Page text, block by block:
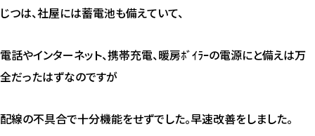
じつは、社屋には蓄電池も備えていて、
電話やインターネット、携帯充電、暖房ﾎﾞｲﾗｰの電源にと備えは万
全だったはずなのですが
配線の不具合で十分機能をせずでした。早速改善をしました。